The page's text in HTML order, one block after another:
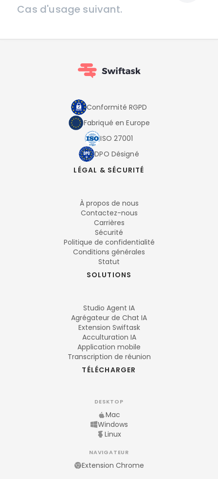
Cas d'usage suivant.
Conformité RGPD
Fabriqué en Europe
ISO 27001
DPO Désigné
LÉGAL & SÉCURITÉ
À propos de nous
Contactez-nous
Carrières
Sécurité
Politique de confidentialité
Conditions générales
Statut
SOLUTIONS
Studio Agent IA
Agrégateur de Chat IA
Extension Swiftask
Acculturation IA
Application mobile
Transcription de réunion
TÉLÉCHARGER
DESKTOP
Mac
Windows
Linux
NAVIGATEUR
Extension Chrome